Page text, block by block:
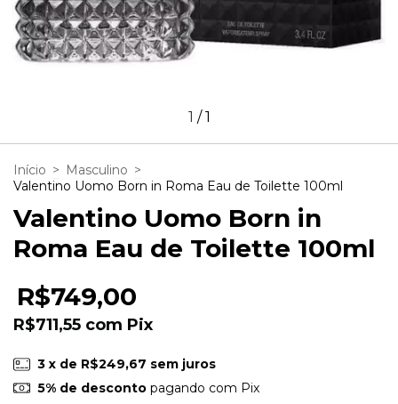
1 /1
Início > Masculino >
Valentino Uomo Born in Roma Eau de Toilette 100ml
Valentino Uomo Born in
Roma Eau de Toilette 100ml
R$749,00
R$711,55 com Pix
3 x de R$249,67 sem juros
5% de descontopagando com Pix